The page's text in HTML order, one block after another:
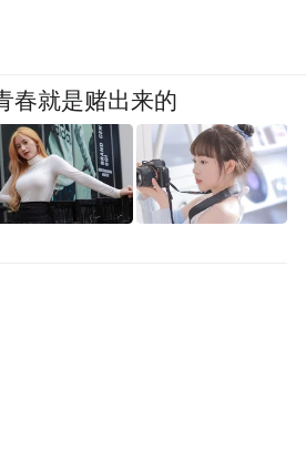
春就是赌出来的